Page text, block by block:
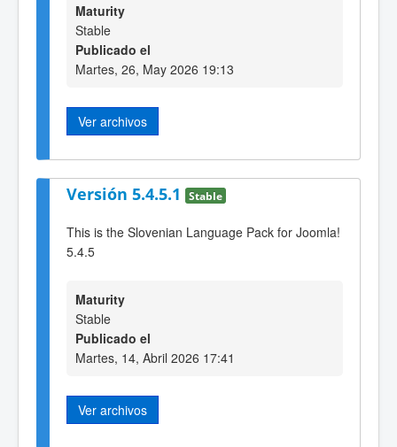
Maturity
Stable
Publicado el
Martes, 26, May 2026 19:13
Ver archivos
Versión 5.4.5.1 Stable
This is the Slovenian Language Pack for Joomla!
5.4.5
Maturity
Stable
Publicado el
Martes, 14, Abril 2026 17:41
Ver archivos